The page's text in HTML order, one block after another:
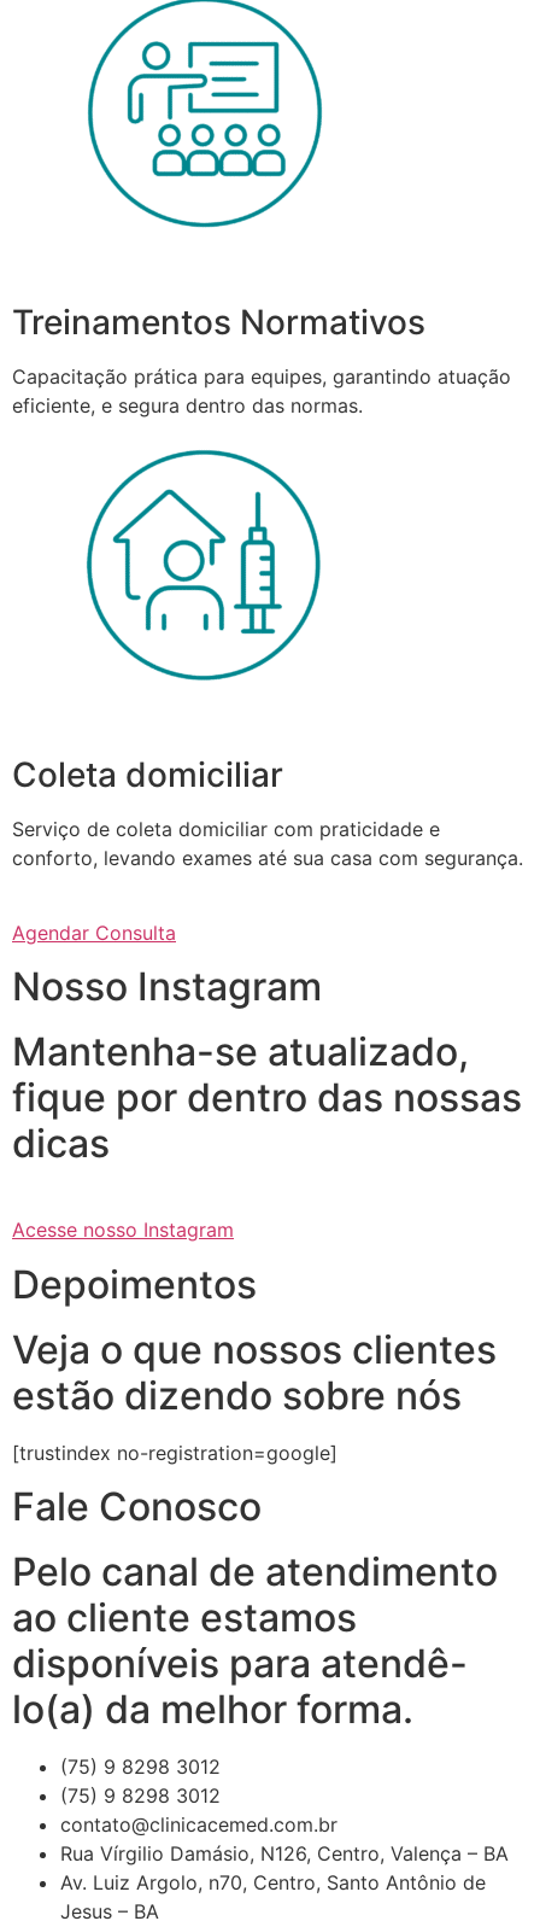
Treinamentos Normativos
Capacitação prática para equipes, garantindo atuação
eficiente, e segura dentro das normas.
Coleta domiciliar
Serviço de coleta domiciliar com praticidade e
conforto, levando exames até sua casa com segurança.
Agendar Consulta
Nosso Instagram
Mantenha-se atualizado,
fique por dentro das nossas
dicas
Acesse nosso Instagram
Depoimentos
Veja o que nossos clientes
estão dizendo sobre nós
[trustindex no-registration=google]
Fale Conosco
Pelo canal de atendimento
ao cliente estamos
disponíveis para atendê-
lo(a) da melhor forma.
(75) 9 8298 3012
(75) 9 8298 3012
contato@clinicacemed.com.br
Rua Vírgilio Damásio, N126, Centro, Valença – BA
Av. Luiz Argolo, n70, Centro, Santo Antônio de
Jesus – BA